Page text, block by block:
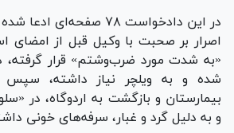
در این دادخواست ۷۸
اصرار بر صحبت با وکیل قبل از امضای
«به شدت مورد ضرب‌وشتم» قرار گرفته،
شده و به ویلچر نیاز داشته،
بیمارستان و بازگشت به اردوگاه، در
و به دلیل گرد و غبار، سرفه‌های خونی